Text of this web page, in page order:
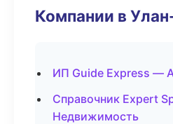
Компании в
ИП Guide Express —
Справочник Expert
Недвижимость